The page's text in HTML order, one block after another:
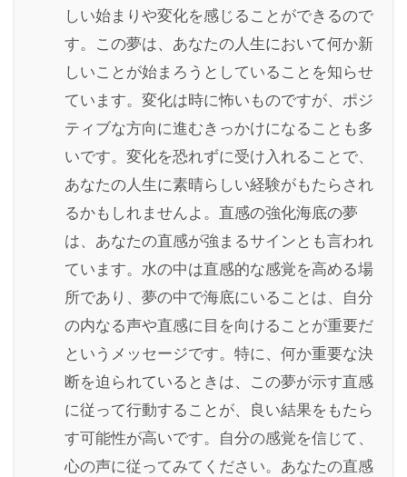
しい始まりや変化を感じることができるので
す。この夢は、あなたの人生において何か新
しいことが始まろうとしていることを知らせ
ています。変化は時に怖いものですが、ポジ
ティブな方向に進むきっかけになることも多
いです。変化を恐れずに受け入れることで、
あなたの人生に素晴らしい経験がもたらされ
るかもしれませんよ。直感の強化海底の夢
は、あなたの直感が強まるサインとも言われ
ています。水の中は直感的な感覚を高める場
所であり、夢の中で海底にいることは、自分
の内なる声や直感に目を向けることが重要だ
というメッセージです。特に、何か重要な決
断を迫られているときは、この夢が示す直感
に従って行動することが、良い結果をもたら
す可能性が高いです。自分の感覚を信じて、
心の声に従ってみてください。あなたの直感